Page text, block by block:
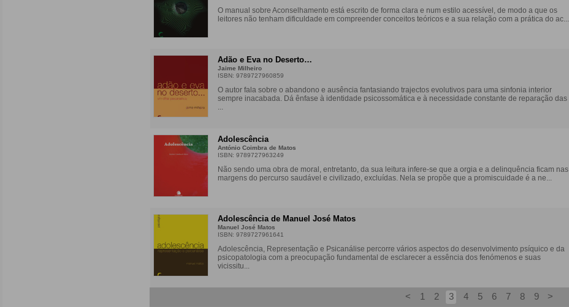
O manual sobre Aconselhamento está escrito de forma clara e num estilo acessível, de modo a que os
leitores não tenham dificuldade em compreender conceitos teóricos e a sua relação com a prática do ac...
Adão e Eva no Deserto…
Jaime Milheiro
ISBN: 9789727960859
O autor fala sobre o abandono e ausência fantasiando trajectos evolutivos para uma sinfonia interior
sempre inacabada. Dá ênfase à identidade psicossomática e à necessidade constante de reparação das
...
Adolescência
António Coimbra de Matos
ISBN: 9789727963249
Não sendo uma obra de moral, entretanto, da sua leitura infere-se que a orgia e a delinquência ficam nas
margens do percurso saudável e civilizado, excluídas. Nela se propõe que a promiscuidade é a ne...
Adolescência de Manuel José Matos
Manuel José Matos
ISBN: 9789727961641
Adolescência, Representação e Psicanálise percorre vários aspectos do desenvolvimento psíquico e da
psicopatologia com a preocupação fundamental de esclarecer a essência dos fenómenos e suas
vicissitu...
< 1 2 3 4 5 6 7 8 9 >